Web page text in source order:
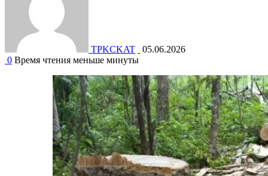
TPKCKAT
05.06.2026
0 Время чтения меньше минуты